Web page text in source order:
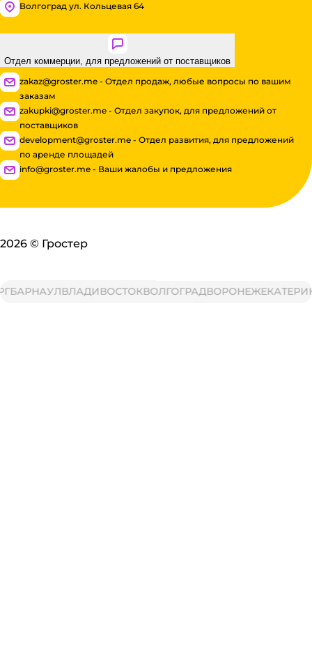
Волгоград ул. Кольцевая 64
Отдел коммерции, для предложений от поставщиков
zakaz@groster.me - Отдел продаж, любые вопросы по вашим
заказам
zakupki@groster.me - Отдел закупок, для предложений от
поставщиков
development@groster.me - Отдел развития, для предложений
по аренде площадей
info@groster.me - Ваши жалобы и предложения
2026 © Гростер
ВЛАДИВОСТОКВОЛГОГРАДВОРОНЕЖ